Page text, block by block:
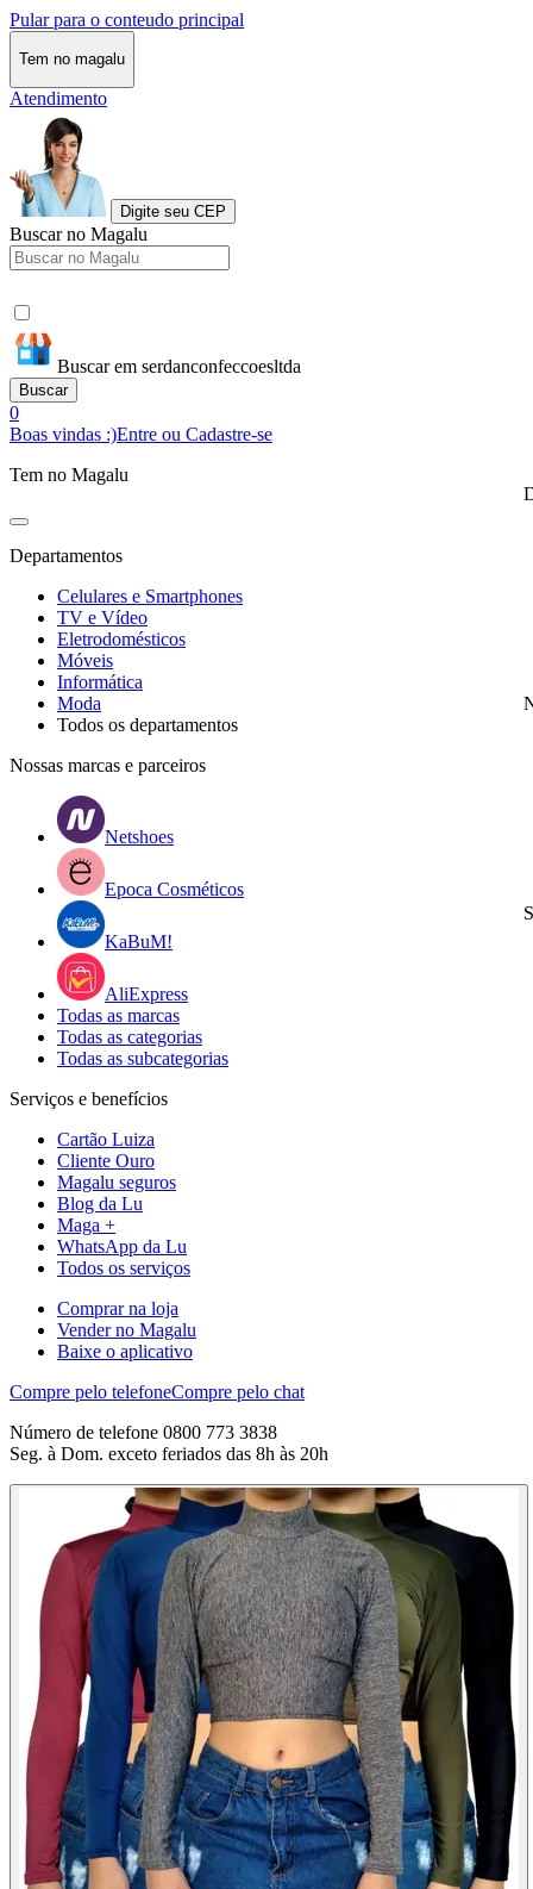
Pular para o conteudo principal
Tem no magalu
Atendimento
Digite seu CEP
Buscar no Magalu
Buscar em serdanconfeccoesltda
Buscar
0
Boas vindas :)Entre ou Cadastre-se
Tem no Magalu
Departamentos
Celulares e Smartphones
TV e Vídeo
Eletrodomésticos
Móveis
Informática
Moda
Todos os departamentos
Nossas marcas e parceiros
Netshoes
Epoca Cosméticos
KaBuM!
AliExpress
Todas as marcas
Todas as categorias
Todas as subcategorias
Serviços e benefícios
Cartão Luiza
Cliente Ouro
Magalu seguros
Blog da Lu
Maga +
WhatsApp da Lu
Todos os serviços
Comprar na loja
Vender no Magalu
Baixe o aplicativo
Compre pelo telefoneCompre pelo chat
Número de telefone 0800 773 3838
Seg. à Dom. exceto feriados das 8h às 20h